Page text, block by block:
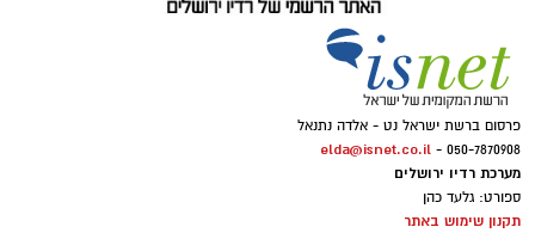
פרסום ברשת ישראל נט - אלדה נתנאל
050-7870908 -
elda@isnet.co.il
מערכת רדיו ירושלים
ספורט: גלעד כהן
תקנון שימוש באתר